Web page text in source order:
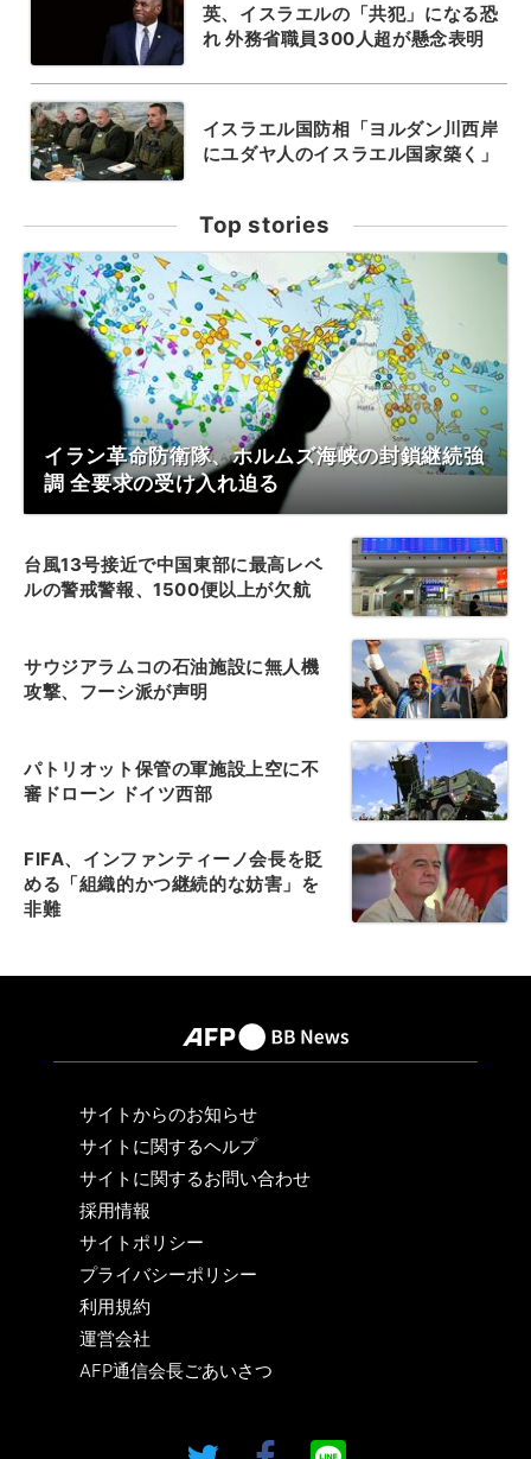
英、イスラエルの「共犯」になる恐
れ 外務省職員300人超が懸念表明
イスラエル国防相「ヨルダン川西岸
にユダヤ人のイスラエル国家築く」
Top stories
イラン革命防衛隊、ホルムズ海峡の封鎖継続強
調 全要求の受け入れ迫る
台風13号接近で中国東部に最高レベ
ルの警戒警報、1500便以上が欠航
サウジアラムコの石油施設に無人機
攻撃、フーシ派が声明
パトリオット保管の軍施設上空に不
審ドローン ドイツ西部
FIFA、インファンティーノ会長を貶
める「組織的かつ継続的な妨害」を
非難
サイトからのお知らせ
サイトに関するヘルプ
サイトに関するお問い合わせ
採用情報
サイトポリシー
プライバシーポリシー
利用規約
運営会社
AFP通信会長ごあいさつ